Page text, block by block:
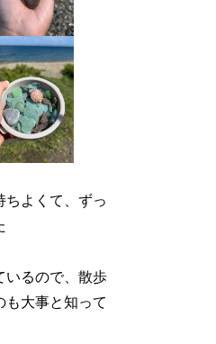
ちよくて、ずっ
いるので、散歩
も大事と知って